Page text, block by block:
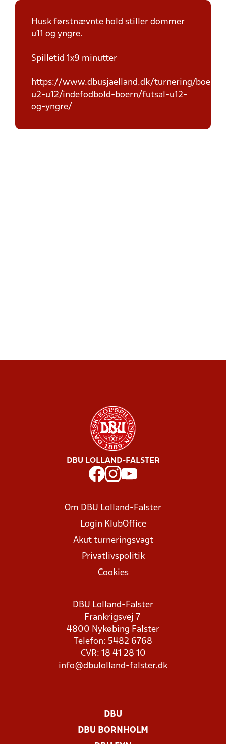
Husk førstnævnte hold stiller dommer
u11 og yngre.
Spilletid 1x9 minutter
https://www.dbusjaelland.dk/turnering/boern-
u2-u12/indefodbold-boern/futsal-u12-
og-yngre/
DBU LOLLAND-FALSTER
Om DBU Lolland-Falster
Login KlubOffice
Akut turneringsvagt
Privatlivspolitik
Cookies
DBU Lolland-Falster
Frankrigsvej 7
4800 Nykøbing Falster
Telefon: 5482 6768
CVR: 18 41 28 10
info@dbulolland-falster.dk
DBU
DBU BORNHOLM